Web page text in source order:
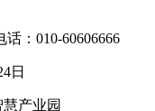
：010-60606666
日
产业园